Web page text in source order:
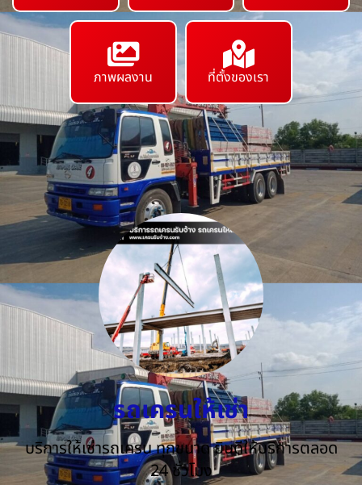
ภาพผลงาน ที่ตั้งของเรา
รถเครนให้เช่า
บริการให้เช่ารถเครน ทุกขนาด ยินดีให้บริการตลอด
24 ชั่วโมง